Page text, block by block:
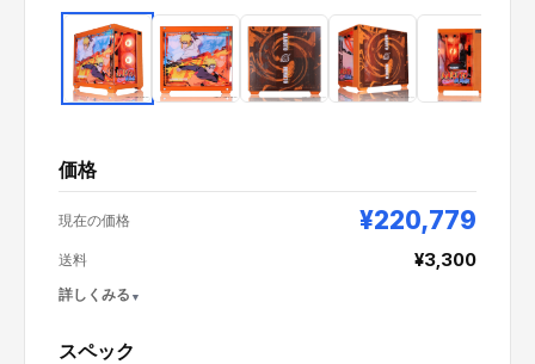
価格
現在の価格 ¥220,779
送料 ¥3,300
詳しくみる
スペック